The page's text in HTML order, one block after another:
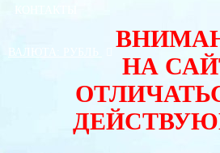
ВАЛЮТА:
НА